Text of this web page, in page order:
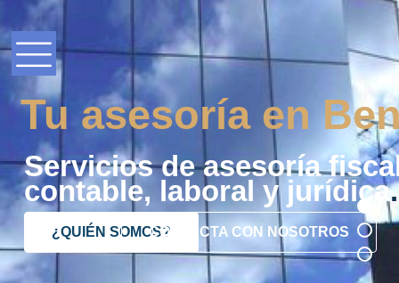
Tu asesoría en
Servicios de asesoría
contable, laboral y jurídica.
¿QUIÉN SOMOS?CONTACTA CON NOSOTROS